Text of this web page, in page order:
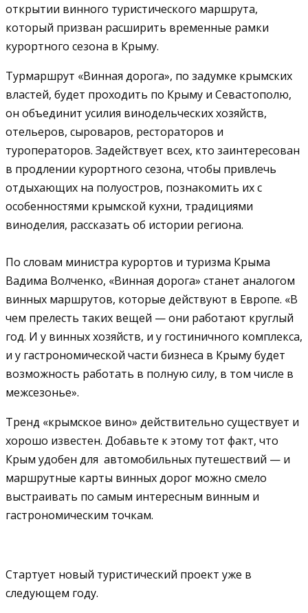
открытии винного туристического маршрута,
который призван расширить временные рамки
курортного сезона в Крыму.
Турмаршрут «Винная дорога», по задумке крымских
властей, будет проходить по Крыму и Севастополю,
он объединит усилия винодельческих хозяйств,
отельеров, сыроваров, рестораторов и
туроператоров. Задействует всех, кто заинтересован
в продлении курортного сезона, чтобы привлечь
отдыхающих на полуостров, познакомить их с
особенностями крымской кухни, традициями
виноделия, рассказать об истории региона.
По словам министра курортов и туризма Крыма
Вадима Волченко, «Винная дорога» станет аналогом
винных маршрутов, которые действуют в Европе. «В
чем прелесть таких вещей — они работают круглый
год. И у винных хозяйств, и у гостиничного комплекса,
и у гастрономической части бизнеса в Крыму будет
возможность работать в полную силу, в том числе в
межсезонье».
Тренд «крымское вино» действительно существует и
хорошо известен. Добавьте к этому тот факт, что
Крым удобен для автомобильных путешествий — и
маршрутные карты винных дорог можно смело
выстраивать по самым интересным винным и
гастрономическим точкам.
Стартует новый туристический проект уже в
следующем году.